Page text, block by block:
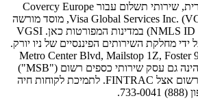
עבור לקוחות בארצות הברית, שירותי תשלום עבור Covercy Europe
Ltd. מסופקים על ידי Visa Global Services Inc. (VGSI), מוסד מורשה
להעברת כספים (NMLS ID 181032) במדינות המפורטות כאן. VGSI
מחלקת השירותים הפיננסיים של ניו יורק.
כתובת למשלוח דואר: 900 Metro Center Blvd, Mailstop 1Z, Foster
City, CA 94404. VGSI הינה גם עסק שירותי כספים רשום ("MSB")
אצל FinCEN ו-MSB זר רשום אצל FINTRAC. לתמיכת לקוחות חיה